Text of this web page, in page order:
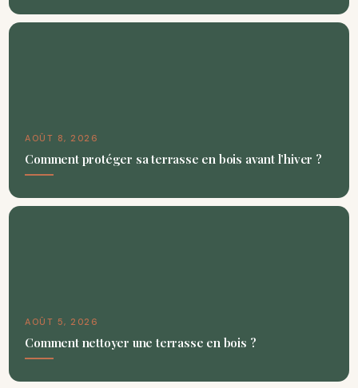
AOÛT 8, 2026
Comment protéger sa terrasse en bois avant l’hiver ?
AOÛT 5, 2026
Comment nettoyer une terrasse en bois ?